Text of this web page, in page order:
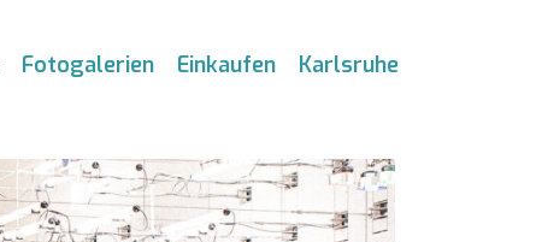
Fotogalerien Einkaufen Karlsruhe